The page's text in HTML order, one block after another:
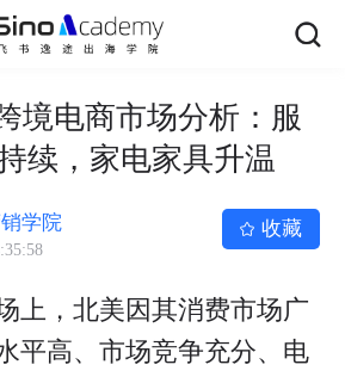
境电商市场分析：服
续，家电家具升温
学院 收藏
上，北美因其消费市场广
平高、市场竞争充分、电